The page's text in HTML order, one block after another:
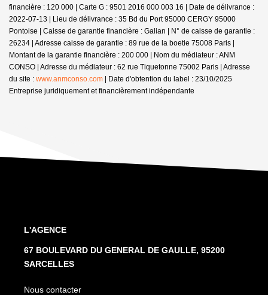
financière : 120 000 | Carte G : 9501 2016 000 003 16 | Date de délivrance :
2022-07-13 | Lieu de délivrance : 35 Bd du Port 95000 CERGY 95000
Pontoise | Caisse de garantie financière : Galian | N° de caisse de garantie :
26234 | Adresse caisse de garantie : 89 rue de la boetie 75008 Paris |
Montant de la garantie financière : 200 000 | Nom du médiateur : ANM
CONSO | Adresse du médiateur : 62 rue Tiquetonne 75002 Paris | Adresse
du site : www.anmconso.com | Date d'obtention du label : 23/10/2025
Entreprise juridiquement et financièrement indépendante
L'AGENCE
67 BOULEVARD DU GENERAL DE GAULLE, 95200
SARCELLES
Nous contacter